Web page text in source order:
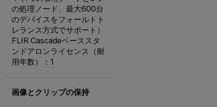
の処理ノード、最大600台
のデバイスをフォールトト
レランス方式でサポート）
FLIR Cascadeベーススタ
ンドアロンライセンス（耐
用年数）：1
画像とクリップの保持